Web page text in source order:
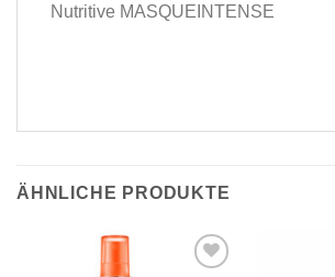
Nutritive MASQUEINTENSE
ÄHNLICHE PRODUKTE